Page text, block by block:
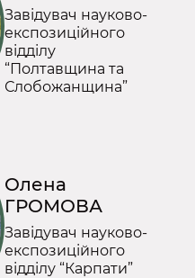
Завідувач науково-
експозиційного
відділу
“Полтавщина та
Слобожанщина”
Олена
ГРОМОВА
Завідувач науково-
експозиційного
відділу “Карпати”